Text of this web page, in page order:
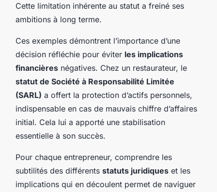
Cette limitation inhérente au statut a freiné ses
ambitions à long terme.
Ces exemples démontrent l’importance d’une
décision réfléchie pour éviter les implications
financières négatives. Chez un restaurateur, le
statut de Société à Responsabilité Limitée
(SARL) a offert la protection d’actifs personnels,
indispensable en cas de mauvais chiffre d’affaires
initial. Cela lui a apporté une stabilisation
essentielle à son succès.
Pour chaque entrepreneur, comprendre les
subtilités des différents statuts juridiques et les
implications qui en découlent permet de naviguer